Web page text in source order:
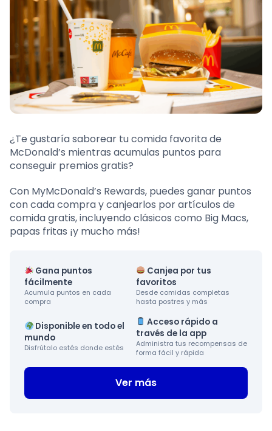
¿Te gustaría saborear tu comida favorita de
McDonald’s mientras acumulas puntos para
conseguir premios gratis?
Con MyMcDonald’s Rewards, puedes ganar puntos
con cada compra y canjearlos por artículos de
comida gratis, incluyendo clásicos como Big Macs,
papas fritas ¡y mucho más!
Gana puntos
fácilmente
Acumula puntos en cada
compra
Canjea por tus
favoritos
Desde comidas completas
hasta postres y más
Disponible en todo el
mundo
Disfrútalo estés donde estés
Acceso rápido a
través de la app
Administra tus recompensas de
forma fácil y rápida
Ver más